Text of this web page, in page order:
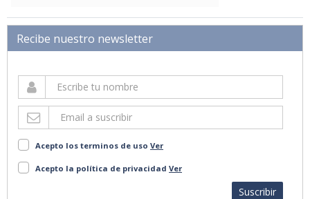
Recibe nuestro newsletter
Acepto los terminos de uso Ver
Acepto la política de privacidad Ver
Suscribir